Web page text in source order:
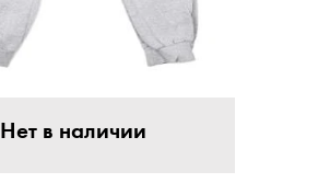
Нет в наличии